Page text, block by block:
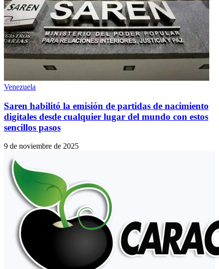
Venezuela
Saren habilitó la emisión de partidas de nacimiento
digitales desde cualquier lugar del mundo con estos
sencillos pasos
9 de noviembre de 2025